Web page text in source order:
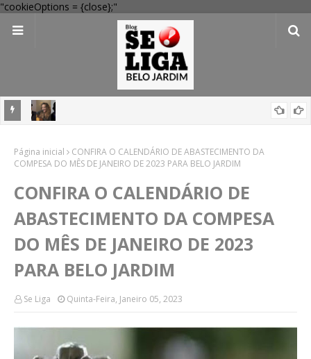
"cookieOptions = {close};"
Maria Rita e mais em Arcoverde; veja programação
Página inicial
CONFIRA O CALENDÁRIO DE ABASTECIMENTO DA
COMPESA DO MÊS DE JANEIRO DE 2023 PARA BELO JARDIM
CONFIRA O CALENDÁRIO DE
ABASTECIMENTO DA COMPESA
DO MÊS DE JANEIRO DE 2023
PARA BELO JARDIM
Se Liga Quinta-Feira, Janeiro 05, 2023